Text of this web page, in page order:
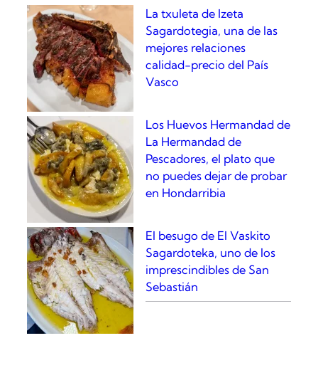
s
t
i
l
o
C
a
s
a
G
e
r
a
r
d
o
La txuleta de Izeta
Sagardotegia, una de las
mejores relaciones
calidad-precio del País
Vasco
Los Huevos Hermandad de
La Hermandad de
Pescadores, el plato que
no puedes dejar de probar
en Hondarribia
El besugo de El Vaskito
Sagardoteka, uno de los
imprescindibles de San
Sebastián